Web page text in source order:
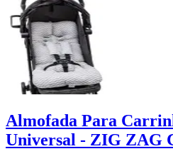
Almofada Para
Universal - ZIG ZAG